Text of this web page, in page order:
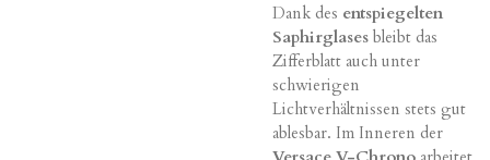
Dank des entspiegelten
Saphirglases bleibt das
Zifferblatt auch unter
schwierigen
Lichtverhältnissen stets gut
ablesbar. Im Inneren der